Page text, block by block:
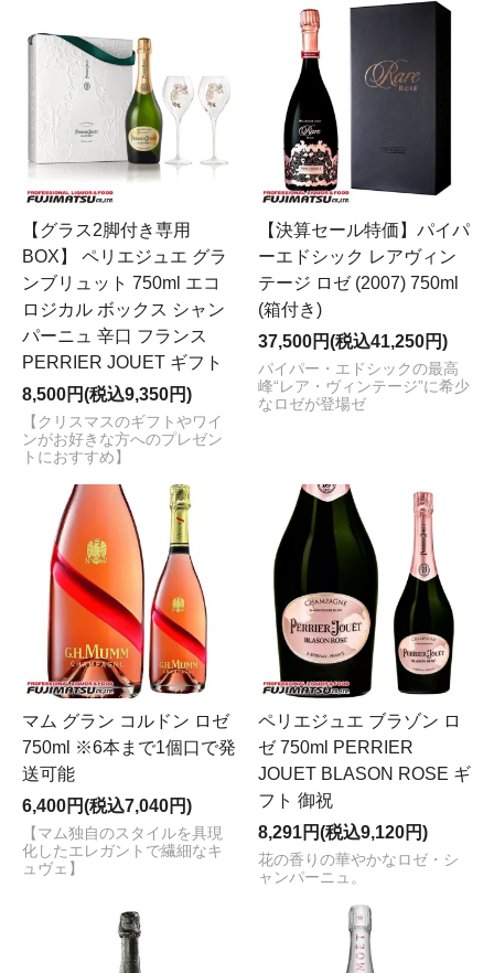
【グラス2脚付き専用
BOX】 ペリエジュエ グラ
ンブリュット 750ml エコ
ロジカル ボックス シャン
パーニュ 辛口 フランス
PERRIER JOUET ギフト
8,500円(税込9,350円)
【クリスマスのギフトやワイ
ンがお好きな方へのプレゼン
トにおすすめ】
【決算セール特価】パイパ
ーエドシック レアヴィン
テージ ロゼ (2007) 750ml
(箱付き)
37,500円(税込41,250円)
パイパー・エドシックの最高
峰“レア・ヴィンテージ”に希少
なロゼが登場ゼ
マム グラン コルドン ロゼ
750ml ※6本まで1個口で発
送可能
6,400円(税込7,040円)
【マム独自のスタイルを具現
化したエレガントで繊細なキ
ュヴェ】
ペリエジュエ ブラゾン ロ
ゼ 750ml PERRIER
JOUET BLASON ROSE ギ
フト 御祝
8,291円(税込9,120円)
花の香りの華やかなロゼ・シ
ャンパーニュ。